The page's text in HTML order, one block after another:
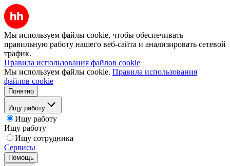
Мы используем файлы cookie, чтобы обеспечивать
правильную работу нашего веб-сайта и анализировать сетевой
трафик.
Правила использования файлов cookie
Мы используем файлы cookie. Правила использования
файлов cookie
Понятно
Ищу работу
Ищу работу
Ищу работу
Ищу сотрудника
Сервисы
Помощь